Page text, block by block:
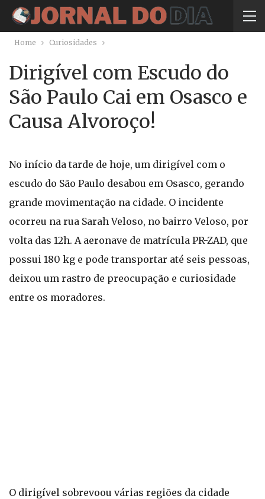
Home Curiosidades
Dirigível com Escudo do
São Paulo Cai em Osasco e
Causa Alvoroço!
No início da tarde de hoje, um dirigível com o
escudo do São Paulo desabou em Osasco, gerando
grande movimentação na cidade. O incidente
ocorreu na rua Sarah Veloso, no bairro Veloso, por
volta das 12h. A aeronave de matrícula PR-ZAD, que
possui 180 kg e pode transportar até seis pessoas,
deixou um rastro de preocupação e curiosidade
entre os moradores.
O dirigível sobrevoou várias regiões da cidade